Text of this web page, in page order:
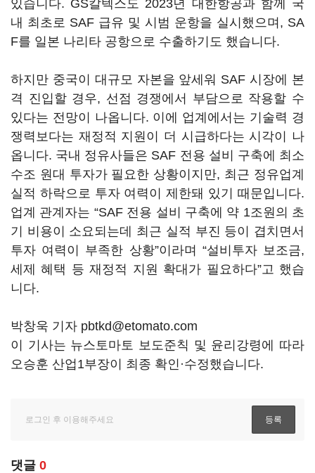
있습니다. GS칼텍스도 2023년 대한항공과 함께 국
내 최초로 SAF 급유 및 시범 운항을 실시했으며, SA
F를 일본 나리타 공항으로 수출하기도 했습니다.
하지만 중국이 대규모 자본을 앞세워 SAF 시장에 본
격 진입할 경우, 선점 경쟁에서 부담으로 작용할 수
있다는 전망이 나옵니다. 이에 업계에서는 기술력 경
쟁력보다는 재정적 지원이 더 시급하다는 시각이 나
옵니다. 국내 정유사들은 SAF 전용 설비 구축에 최소
수조 원대 투자가 필요한 상황이지만, 최근 정유업계
실적 하락으로 투자 여력이 제한돼 있기 때문입니다.
업계 관계자는 “SAF 전용 설비 구축에 약 1조원의 초
기 비용이 소요되는데 최근 실적 부진 등이 겹치면서
투자 여력이 부족한 상황”이라며 “설비투자 보조금,
세제 혜택 등 재정적 지원 확대가 필요하다”고 했습
니다.
박창욱 기자 pbtkd@etomato.com
이 기사는 뉴스토마토 보도준칙 및 윤리강령에 따라
오승훈 산업1부장이 최종 확인·수정했습니다.
댓글 0